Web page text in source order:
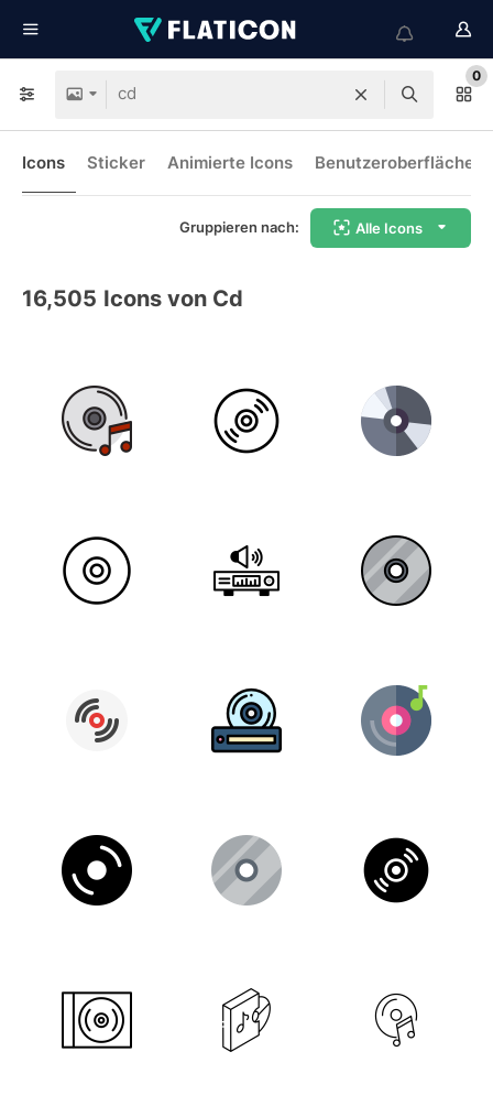
0
Icons Sticker Animierte Icons
Gruppieren nach: Alle Icons
16,505 Icons von Cd